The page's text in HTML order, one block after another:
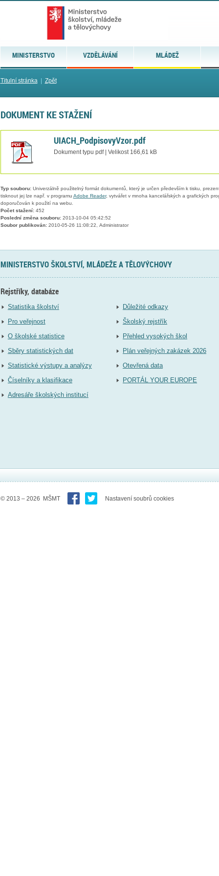
MINISTERSTVO VZDĚLÁVÁNÍ MLÁDEŽ
Titulní stránka| Zpět
DOKUMENT KE STAŽENÍ
UIACH_PodpisovyVzor.pdf
Dokument typu pdf | Velikost 166,61 kB
Typ souboru:Univerzálně použitelný formát dokumentů, který je určen především k tisku,
tisknout jej lze např. v programu Adobe Reader, vytvářet v mnoha kancelářských a grafických
doporučován k použití na webu.
Počet stažení:452
Poslední změna souboru:2013-10-04 05:42:52
Soubor publikován:2010-05-26 11:08:22, Administrator
MINISTERSTVO ŠKOLSTVÍ, MLÁDEŽE A TĚLOVÝCHOVY
Rejstříky, databáze
Statistika školství
Pro veřejnost
O školské statistice
Sběry statistických dat
Statistické výstupy a analýzy
Číselníky a klasifikace
Adresáře školských institucí
Důležité odkazy
Školský rejstřík
Přehled vysokých škol
Plán veřejných zakázek 2026
Otevřená data
PORTÁL YOUR EUROPE
© 2013 – 2026 MŠMT Nastavení soubrů cookies